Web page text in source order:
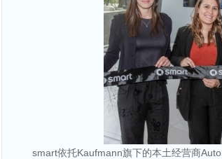
smart依托Kaufmann旗下的本土经营商